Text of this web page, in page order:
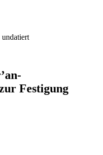
Festigung